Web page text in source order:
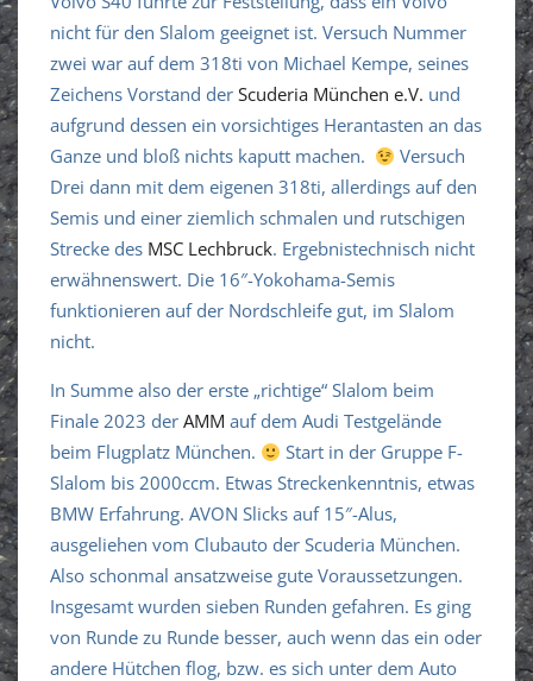
nicht für den Slalom geeignet ist. Versuch Nummer
zwei war auf dem 318ti von Michael Kempe, seines
Zeichens Vorstand der Scuderia München e.V. und
aufgrund dessen ein vorsichtiges Herantasten an das
Ganze und bloß nichts kaputt machen.
Versuch
Drei dann mit dem eigenen 318ti, allerdings auf den
Semis und einer ziemlich schmalen und rutschigen
Strecke des MSC Lechbruck. Ergebnistechnisch nicht
erwähnenswert. Die 16″-Yokohama-Semis
funktionieren auf der Nordschleife gut, im Slalom
nicht.
In Summe also der erste „richtige“ Slalom beim
Finale 2023 der AMM auf dem Audi Testgelände
beim Flugplatz München.
Start in der Gruppe F-
Slalom bis 2000ccm. Etwas Streckenkenntnis, etwas
BMW Erfahrung. AVON Slicks auf 15″-Alus,
ausgeliehen vom Clubauto der Scuderia München.
Also schonmal ansatzweise gute Voraussetzungen.
Insgesamt wurden sieben Runden gefahren. Es ging
von Runde zu Runde besser, auch wenn das ein oder
andere Hütchen flog, bzw. es sich unter dem Auto